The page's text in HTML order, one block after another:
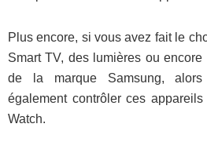
Plus encore, si vous avez fait le
Smart TV, des lumières ou
de la marque Samsung,
également contrôler ces
Watch.